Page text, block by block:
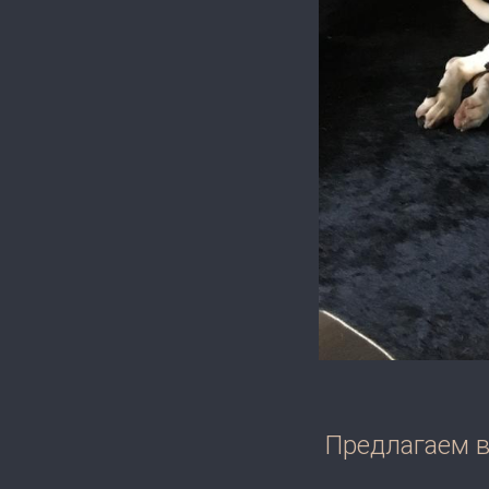
Предлагаем